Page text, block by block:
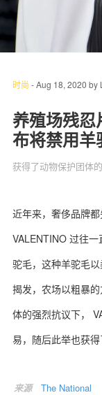
时尚 -Aug 18, 2020 by
养殖场残忍
布将禁用羊
获得了动物保护团体的
近年来，奢侈品牌都
VALENTINO 过往
驼毛，这种羊驼毛
揭发，农场以粗暴
体的强烈抗议下，
易，随后此举也获得
来源 The National